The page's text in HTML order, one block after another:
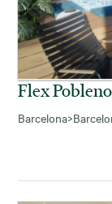
Flex
Barcelona>